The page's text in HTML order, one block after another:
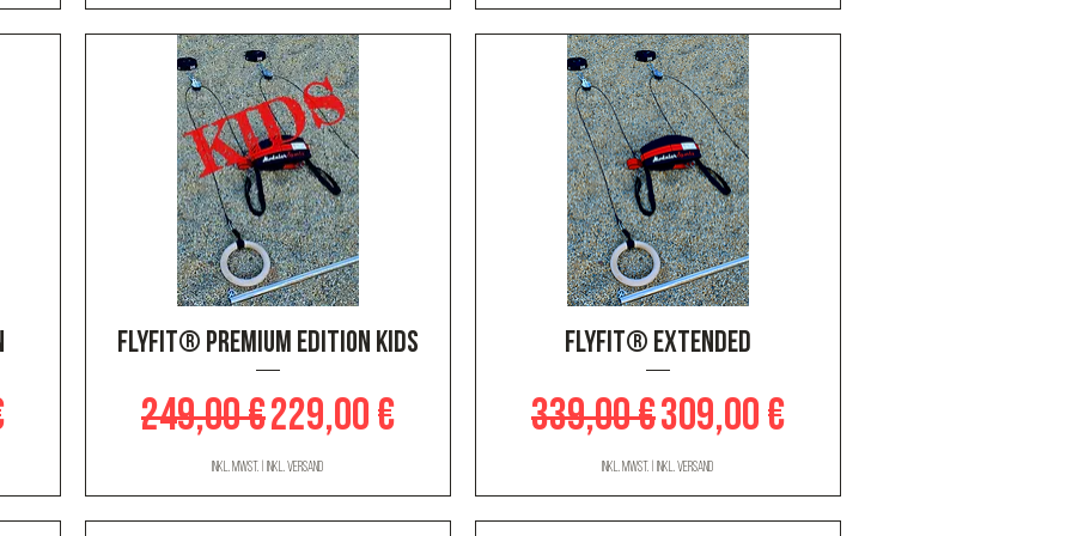
Schnellansicht
FLYFIT® Premium Edition KIDS
Standardpreis
249,00 €Sale-Preis
229,00 €
inkl. MwSt. inkl. Versand
Schnellansicht
FLYFIT® Extended
Standardpreis
339,00 €Sale-Preis
309,00 €
inkl. MwSt. inkl. Versand